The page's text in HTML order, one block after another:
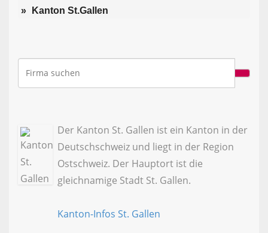
Kanton St.Gallen
Der Kanton St. Gallen ist ein Kanton in der
Deutschschweiz und liegt in der Region
Ostschweiz. Der Hauptort ist die
gleichnamige Stadt St. Gallen.
Kanton-Infos St. Gallen